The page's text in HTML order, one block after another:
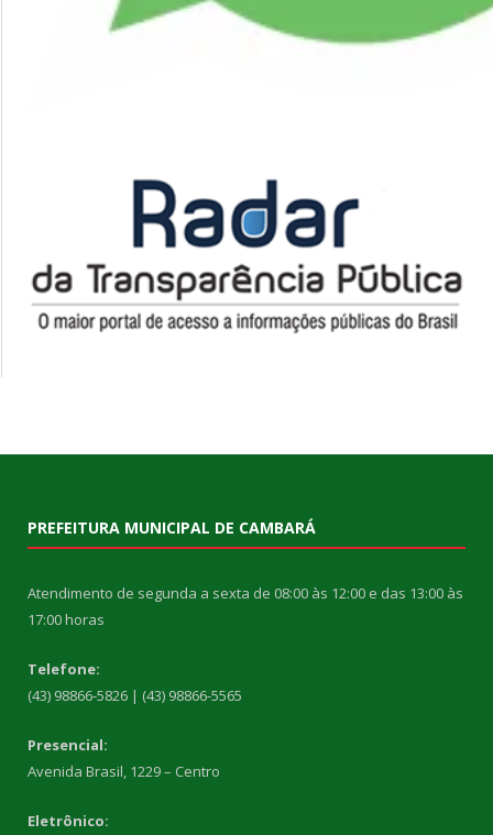
PREFEITURA MUNICIPAL DE CAMBARÁ
Atendimento de segunda a sexta de 08:00 às 12:00 e das 13:00 às
17:00 horas
Telefone:
(43) 98866-5826 | (43) 98866-5565
Presencial:
Avenida Brasil, 1229 – Centro
Eletrônico: